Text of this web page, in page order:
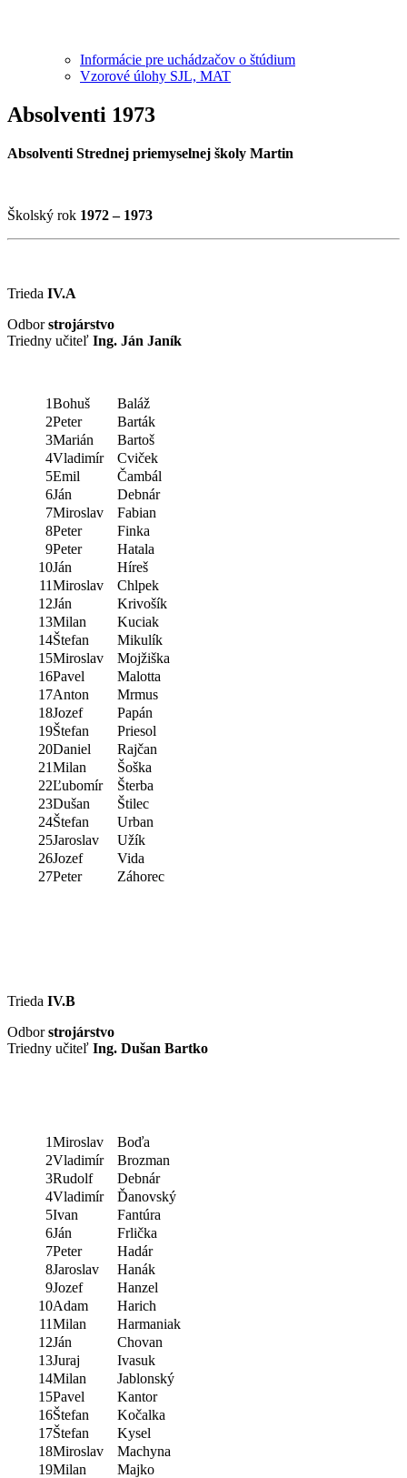
Informácie pre uchádzačov o štúdium
Vzorové úlohy SJL, MAT
Absolventi 1973
Absolventi Strednej priemyselnej školy Martin
Školský rok 1972 – 1973
Trieda IV.A
Odborstrojárstvo
Triedny učiteľ Ing. Ján Janík
1Bohuš
Baláž
2Peter
Barták
3Marián
Bartoš
4Vladimír
Cviček
5Emil
Čambál
6Ján
Debnár
7Miroslav
Fabian
8Peter
Finka
9Peter
Hatala
10Ján
Híreš
11Miroslav
Chlpek
12Ján
Krivošík
13Milan
Kuciak
14Štefan
Mikulík
15Miroslav
Mojžiška
16Pavel
Malotta
17Anton
Mrmus
18Jozef
Papán
19Štefan
Priesol
20Daniel
Rajčan
21Milan
Šoška
22Ľubomír
Šterba
23Dušan
Štilec
24Štefan
Urban
25Jaroslav
Užík
26Jozef
Vida
27Peter Záhorec
Trieda IV.B
Odborstrojárstvo
Triedny učiteľ Ing. Dušan Bartko
1Miroslav
Boďa
2Vladimír
Brozman
3Rudolf
Debnár
4Vladimír
Ďanovský
5Ivan
Fantúra
6Ján
Frlička
7Peter
Hadár
8Jaroslav
Hanák
9Jozef
Hanzel
10Adam
Harich
11Milan
Harmaniak
12Ján
Chovan
13Juraj
Ivasuk
14Milan
Jablonský
15Pavel
Kantor
16Štefan
Kočalka
17Štefan
Kysel
18Miroslav
Machyna
19Milan Majko